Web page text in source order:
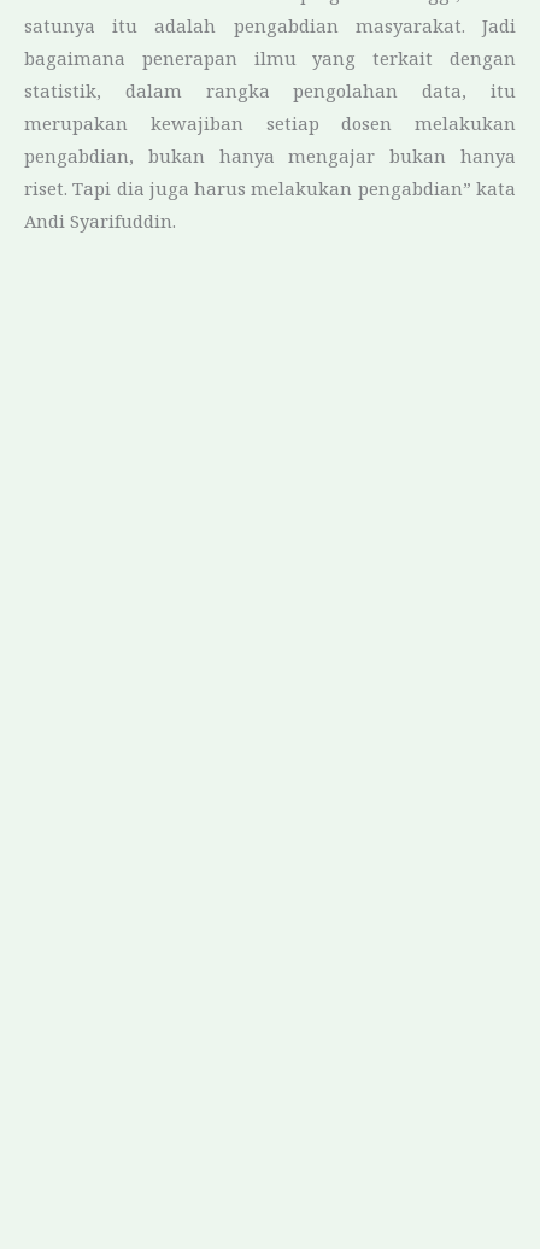
satunya itu adalah pengabdian masyarakat. Jadi
bagaimana penerapan ilmu yang terkait dengan
statistik, dalam rangka pengolahan data, itu
merupakan kewajiban setiap dosen melakukan
pengabdian, bukan hanya mengajar bukan hanya
riset. Tapi dia juga harus melakukan pengabdian” kata
Andi Syarifuddin.